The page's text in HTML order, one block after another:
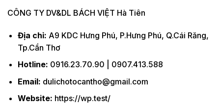
CÔNG TY DV&DL BÁCH VIỆT Hà Tiên
Địa chỉ: A9 KDC Hưng Phú, P.Hưng Phú, Q.Cái Răng,
Tp.Cần Thơ
Hotline: 0916.23.70.90 | 0907.413.588
Email: dulichotocantho@gmail.com
Website: https://wp.test/